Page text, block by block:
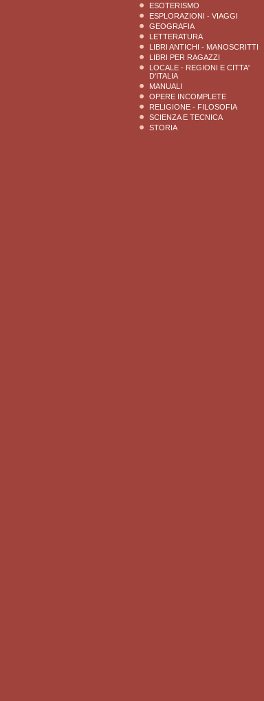
ESOTERISMO
ESPLORAZIONI - VIAGGI
GEOGRAFIA
LETTERATURA
LIBRI ANTICHI - MANOSCRITTI
LIBRI PER RAGAZZI
LOCALE - REGIONI E CITTA'
D'ITALIA
MANUALI
OPERE INCOMPLETE
RELIGIONE - FILOSOFIA
SCIENZA E TECNICA
STORIA